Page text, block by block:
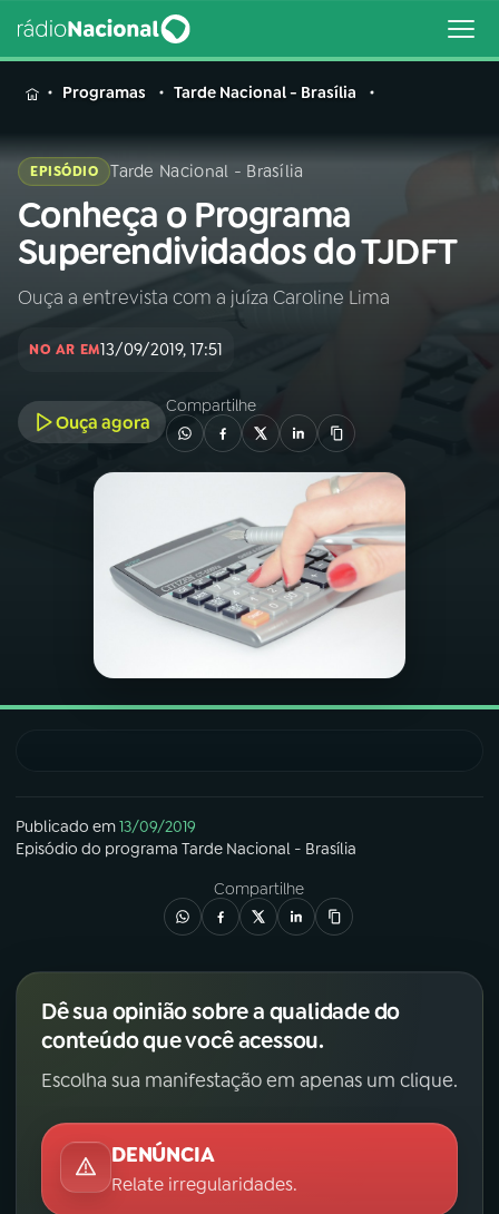
MENU
Buscar
na
Rádio
Nacional
Buscar
01INÍCIO
A RÁDIO
PROGRAMAÇÃO
PROGRAMAS
07ÚLTIMAS
FESTIVAL DE MÚSICA
YouTube Facebook
TikTok
Programas Tarde Nacional - Brasília
EPISÓDIO Tarde Nacional - Brasília
Conheça o Programa
Superendividados do TJDFT
Ouça a entrevista com a juíza Caroline Lima
NO AR EM13/09/2019, 17:51
Ouça agora
Compartilhe
Publicado em13/09/2019
Episódio do programa Tarde Nacional - Brasília
Compartilhe
Dê sua opinião sobre a qualidade do
conteúdo que você acessou.
Escolha sua manifestação em apenas um clique.
DENÚNCIA
Relate irregularidades.